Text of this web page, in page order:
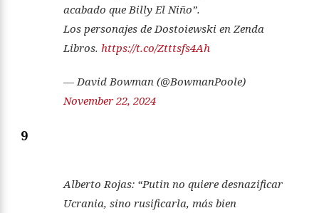
acabado que Billy El Niño”.
Los personajes de Dostoiewski en Zenda
Libros. https://t.co/Ztttsfs4Ah
— David Bowman (@BowmanPoole)
November 22, 2024
9
Alberto Rojas: “Putin no quiere desnazificar
Ucrania, sino rusificarla, más bien